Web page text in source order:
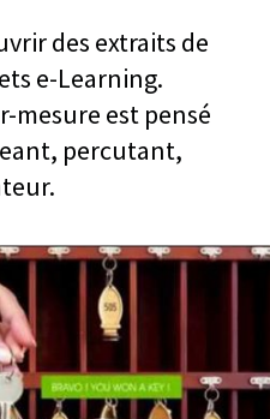
des extraits de
e-Learning.
mesure est pensé
percutant,